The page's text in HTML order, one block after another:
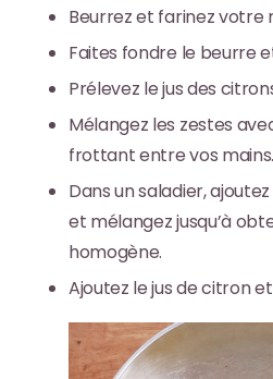
Beurrez et farinez votre
Faites fondre le beurre
Prélevez le jus des
Mélangez les zestes
frottant entre vos mains.
Dans un saladier,
et mélangez jusqu’à
homogène.
Ajoutez le jus de citron